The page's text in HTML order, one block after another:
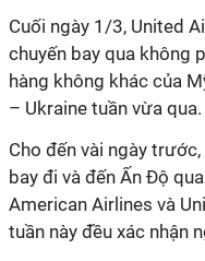
Cuối ngày 1/3, United
chuyến bay qua không
hàng không khác của
– Ukraine tuần vừa qua.
Cho đến vài ngày
bay đi và đến Ấn Độ
American Airlines và
tuần này đều xác nhận